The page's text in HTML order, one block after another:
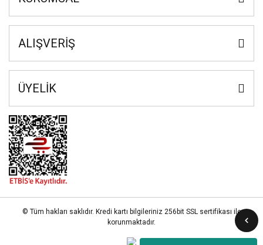
ALIŞVERİŞ
ÜYELİK
© Tüm hakları saklıdır. Kredi kartı bilgileriniz 256bit SSL sertifikası ile
korunmaktadır.